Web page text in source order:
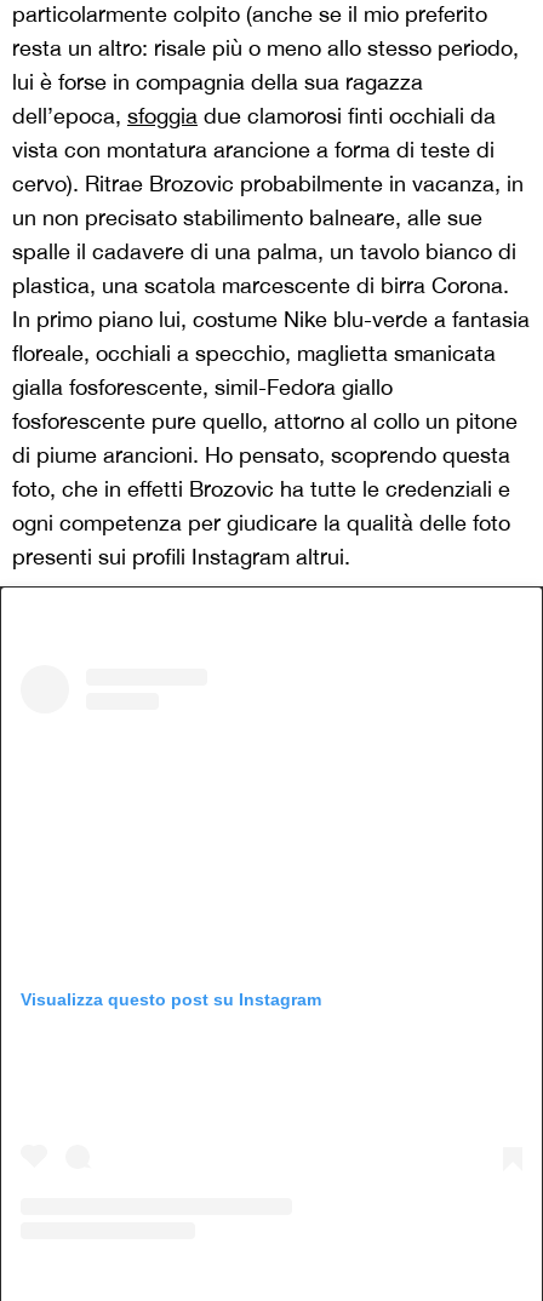
particolarmente colpito (anche se il mio preferito
resta un altro: risale più o meno allo stesso periodo,
lui è forse in compagnia della sua ragazza
dell’epoca, sfoggia due clamorosi finti occhiali da
vista con montatura arancione a forma di teste di
cervo). Ritrae Brozovic probabilmente in vacanza, in
un non precisato stabilimento balneare, alle sue
spalle il cadavere di una palma, un tavolo bianco di
plastica, una scatola marcescente di birra Corona.
In primo piano lui, costume Nike blu-verde a fantasia
floreale, occhiali a specchio, maglietta smanicata
gialla fosforescente, simil-Fedora giallo
fosforescente pure quello, attorno al collo un pitone
di piume arancioni. Ho pensato, scoprendo questa
foto, che in effetti Brozovic ha tutte le credenziali e
ogni competenza per giudicare la qualità delle foto
presenti sui profili Instagram altrui.
Visualizza questo post su Instagram